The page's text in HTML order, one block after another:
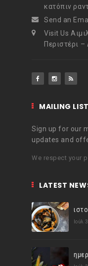
κατόπιν
Send an
Visit Us
Περιστέρι
MAILING LIST
Sign up for our
updates and
We respect your
LATEST
Ιούλ